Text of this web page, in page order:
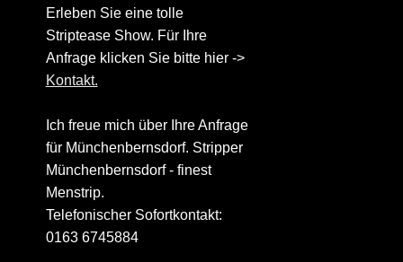
Erleben Sie eine tolle
Striptease Show. Für Ihre
Anfrage klicken Sie bitte hier ->
Kontakt.
Ich freue mich über Ihre Anfrage
für Münchenbernsdorf. Stripper
Münchenbernsdorf - finest
Menstrip.
Telefonischer Sofortkontakt:
0163 6745884